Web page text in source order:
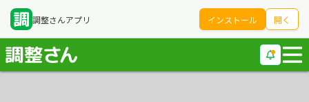
調整さんアプリ インストール 開く